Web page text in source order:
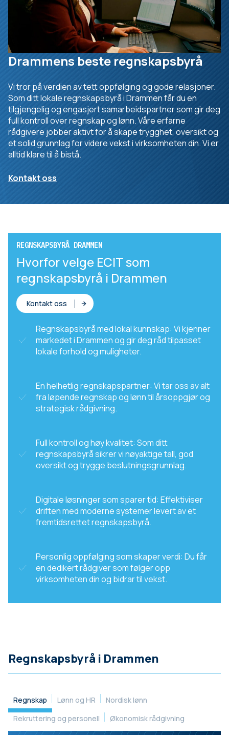
Drammens beste regnskapsbyrå
Vi tror på verdien av tett oppfølging og gode relasjoner.
Som ditt lokale regnskapsbyrå i Drammen får du en
tilgjengelig og engasjert samarbeidspartner som gir deg
full kontroll over regnskap og lønn. Våre erfarne
rådgivere jobber aktivt for å skape trygghet, oversikt og
et solid grunnlag for videre vekst i virksomheten din. Vi er
alltid klare til å bistå.
Kontakt oss
REGNSKAPSBYRÅ DRAMMEN
Hvorfor velge ECIT som
regnskapsbyrå i Drammen
Kontakt oss
Regnskapsbyrå med lokal kunnskap: Vi kjenner
markedet i Drammen og gir deg råd tilpasset
lokale forhold og muligheter.
En helhetlig regnskapspartner: Vi tar oss av alt
fra løpende regnskap og lønn til årsoppgjør og
strategisk rådgivning.
Full kontroll og høy kvalitet: Som ditt
regnskapsbyrå sikrer vi nøyaktige tall, god
oversikt og trygge beslutningsgrunnlag.
Digitale løsninger som sparer tid: Effektiviser
driften med moderne systemer levert av et
fremtidsrettet regnskapsbyrå.
Personlig oppfølging som skaper verdi: Du får
en dedikert rådgiver som følger opp
virksomheten din og bidrar til vekst.
Regnskapsbyrå i Drammen
Regnskap Lønn og HR
Nordisk lønn
Rekruttering og personell
Økonomisk rådgivning